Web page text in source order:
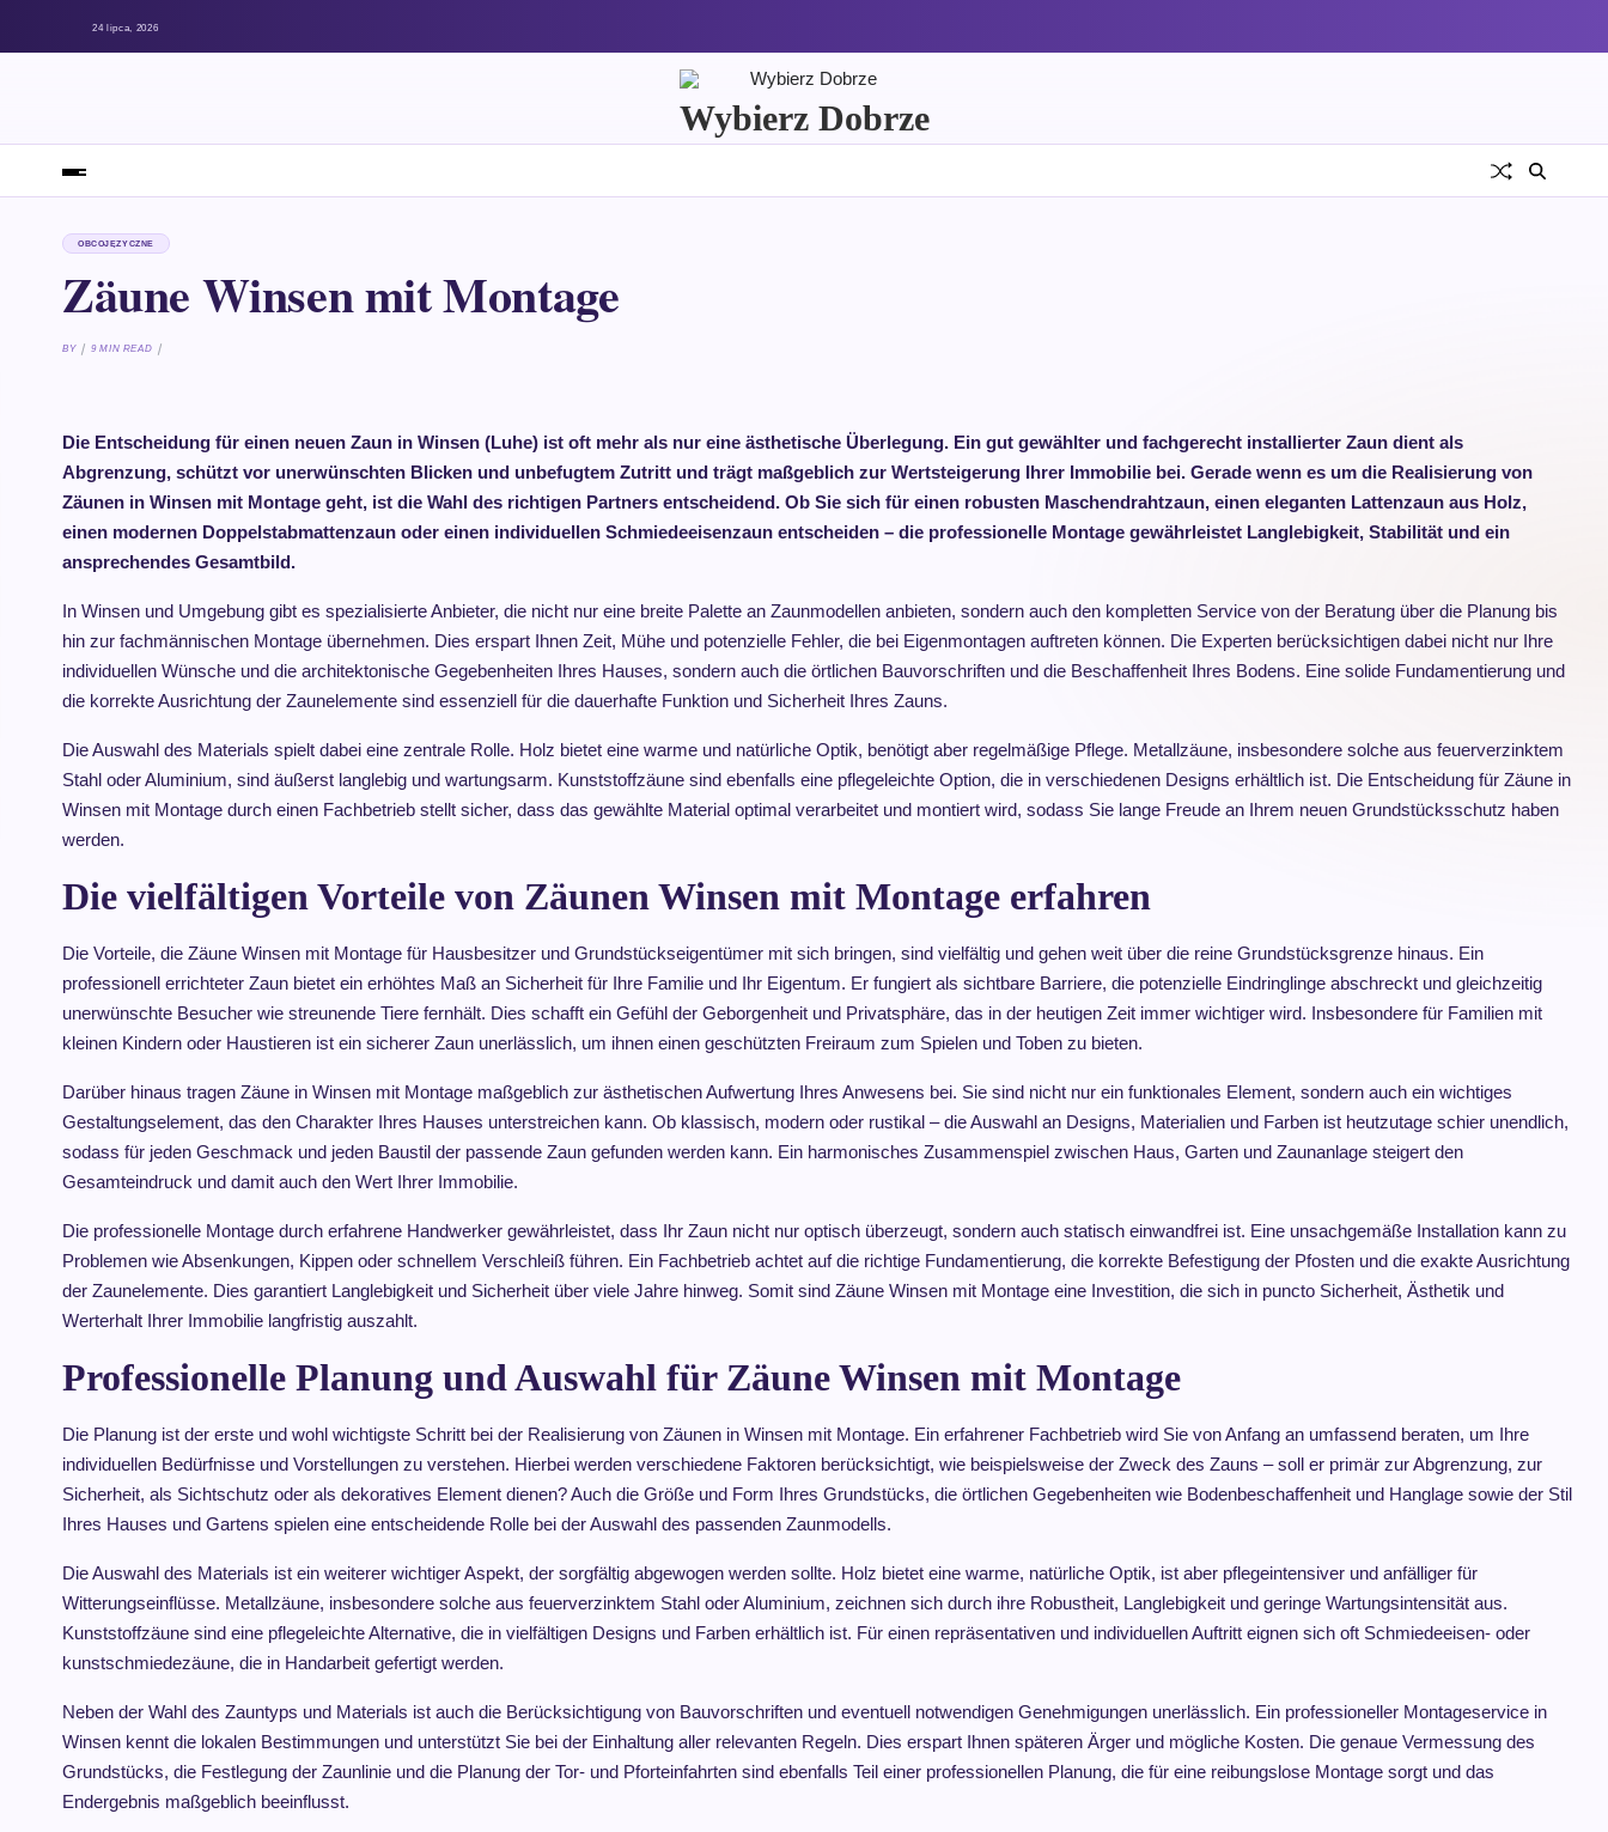
24 lipca, 2026
Wybierz Dobrze
OBCOJĘZYCZNE
Zäune Winsen mit Montage
BY 9 MIN READ
Die Entscheidung für einen neuen Zaun in Winsen (Luhe) ist oft mehr als nur eine ästhetische Überlegung. Ein gut gewählter und fachgerecht installierter Zaun dient als
Abgrenzung, schützt vor unerwünschten Blicken und unbefugtem Zutritt und trägt maßgeblich zur Wertsteigerung Ihrer Immobilie bei. Gerade wenn es um die Realisierung von
Zäunen in Winsen mit Montage geht, ist die Wahl des richtigen Partners entscheidend. Ob Sie sich für einen robusten Maschendrahtzaun, einen eleganten Lattenzaun aus Holz,
einen modernen Doppelstabmattenzaun oder einen individuellen Schmiedeeisenzaun entscheiden – die professionelle Montage gewährleistet Langlebigkeit, Stabilität und ein
ansprechendes Gesamtbild.
In Winsen und Umgebung gibt es spezialisierte Anbieter, die nicht nur eine breite Palette an Zaunmodellen anbieten, sondern auch den kompletten Service von der Beratung über die Planung bis
hin zur fachmännischen Montage übernehmen. Dies erspart Ihnen Zeit, Mühe und potenzielle Fehler, die bei Eigenmontagen auftreten können. Die Experten berücksichtigen dabei nicht nur Ihre
individuellen Wünsche und die architektonische Gegebenheiten Ihres Hauses, sondern auch die örtlichen Bauvorschriften und die Beschaffenheit Ihres Bodens. Eine solide Fundamentierung und
die korrekte Ausrichtung der Zaunelemente sind essenziell für die dauerhafte Funktion und Sicherheit Ihres Zauns.
Die Auswahl des Materials spielt dabei eine zentrale Rolle. Holz bietet eine warme und natürliche Optik, benötigt aber regelmäßige Pflege. Metallzäune, insbesondere solche aus feuerverzinktem
Stahl oder Aluminium, sind äußerst langlebig und wartungsarm. Kunststoffzäune sind ebenfalls eine pflegeleichte Option, die in verschiedenen Designs erhältlich ist. Die Entscheidung für Zäune in
Winsen mit Montage durch einen Fachbetrieb stellt sicher, dass das gewählte Material optimal verarbeitet und montiert wird, sodass Sie lange Freude an Ihrem neuen Grundstücksschutz haben
werden.
Die vielfältigen Vorteile von Zäunen Winsen mit Montage erfahren
Die Vorteile, die Zäune Winsen mit Montage für Hausbesitzer und Grundstückseigentümer mit sich bringen, sind vielfältig und gehen weit über die reine Grundstücksgrenze hinaus. Ein
professionell errichteter Zaun bietet ein erhöhtes Maß an Sicherheit für Ihre Familie und Ihr Eigentum. Er fungiert als sichtbare Barriere, die potenzielle Eindringlinge abschreckt und gleichzeitig
unerwünschte Besucher wie streunende Tiere fernhält. Dies schafft ein Gefühl der Geborgenheit und Privatsphäre, das in der heutigen Zeit immer wichtiger wird. Insbesondere für Familien mit
kleinen Kindern oder Haustieren ist ein sicherer Zaun unerlässlich, um ihnen einen geschützten Freiraum zum Spielen und Toben zu bieten.
Darüber hinaus tragen Zäune in Winsen mit Montage maßgeblich zur ästhetischen Aufwertung Ihres Anwesens bei. Sie sind nicht nur ein funktionales Element, sondern auch ein wichtiges
Gestaltungselement, das den Charakter Ihres Hauses unterstreichen kann. Ob klassisch, modern oder rustikal – die Auswahl an Designs, Materialien und Farben ist heutzutage schier unendlich,
sodass für jeden Geschmack und jeden Baustil der passende Zaun gefunden werden kann. Ein harmonisches Zusammenspiel zwischen Haus, Garten und Zaunanlage steigert den
Gesamteindruck und damit auch den Wert Ihrer Immobilie.
Die professionelle Montage durch erfahrene Handwerker gewährleistet, dass Ihr Zaun nicht nur optisch überzeugt, sondern auch statisch einwandfrei ist. Eine unsachgemäße Installation kann zu
Problemen wie Absenkungen, Kippen oder schnellem Verschleiß führen. Ein Fachbetrieb achtet auf die richtige Fundamentierung, die korrekte Befestigung der Pfosten und die exakte Ausrichtung
der Zaunelemente. Dies garantiert Langlebigkeit und Sicherheit über viele Jahre hinweg. Somit sind Zäune Winsen mit Montage eine Investition, die sich in puncto Sicherheit, Ästhetik und
Werterhalt Ihrer Immobilie langfristig auszahlt.
Professionelle Planung und Auswahl für Zäune Winsen mit Montage
Die Planung ist der erste und wohl wichtigste Schritt bei der Realisierung von Zäunen in Winsen mit Montage. Ein erfahrener Fachbetrieb wird Sie von Anfang an umfassend beraten, um Ihre
individuellen Bedürfnisse und Vorstellungen zu verstehen. Hierbei werden verschiedene Faktoren berücksichtigt, wie beispielsweise der Zweck des Zauns – soll er primär zur Abgrenzung, zur
Sicherheit, als Sichtschutz oder als dekoratives Element dienen? Auch die Größe und Form Ihres Grundstücks, die örtlichen Gegebenheiten wie Bodenbeschaffenheit und Hanglage sowie der Stil
Ihres Hauses und Gartens spielen eine entscheidende Rolle bei der Auswahl des passenden Zaunmodells.
Die Auswahl des Materials ist ein weiterer wichtiger Aspekt, der sorgfältig abgewogen werden sollte. Holz bietet eine warme, natürliche Optik, ist aber pflegeintensiver und anfälliger für
Witterungseinflüsse. Metallzäune, insbesondere solche aus feuerverzinktem Stahl oder Aluminium, zeichnen sich durch ihre Robustheit, Langlebigkeit und geringe Wartungsintensität aus.
Kunststoffzäune sind eine pflegeleichte Alternative, die in vielfältigen Designs und Farben erhältlich ist. Für einen repräsentativen und individuellen Auftritt eignen sich oft Schmiedeeisen- oder
kunstschmiedezäune, die in Handarbeit gefertigt werden.
Neben der Wahl des Zauntyps und Materials ist auch die Berücksichtigung von Bauvorschriften und eventuell notwendigen Genehmigungen unerlässlich. Ein professioneller Montageservice in
Winsen kennt die lokalen Bestimmungen und unterstützt Sie bei der Einhaltung aller relevanten Regeln. Dies erspart Ihnen späteren Ärger und mögliche Kosten. Die genaue Vermessung des
Grundstücks, die Festlegung der Zaunlinie und die Planung der Tor- und Pforteinfahrten sind ebenfalls Teil einer professionellen Planung, die für eine reibungslose Montage sorgt und das
Endergebnis maßgeblich beeinflusst.